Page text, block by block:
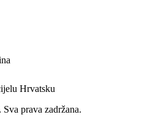
Hrvatsku
prava zadržana.